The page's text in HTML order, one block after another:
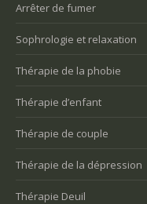
Arrêter de fumer
Sophrologie et relaxation
Thérapie de la phobie
Thérapie d’enfant
Thérapie de couple
Thérapie de la dépression
Thérapie Deuil